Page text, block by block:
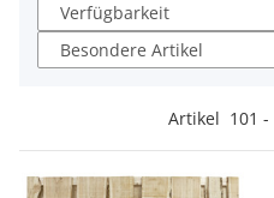
Verfügbarkeit
Besondere Artikel
Artikel 101 -